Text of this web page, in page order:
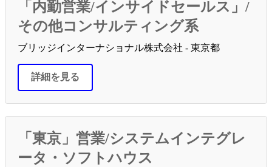
「内勤営業/インサイドセールス」/
その他コンサルティング系
ブリッジインターナショナル株式会社 - 東京都
詳細を見る
「東京」営業/システムインテグレ
ータ・ソフトハウス